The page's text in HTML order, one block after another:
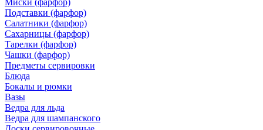
Миски (фарфор)
Подставки (фарфор)
Салатники (фарфор)
Сахарницы (фарфор)
Тарелки (фарфор)
Чашки (фарфор)
Предметы сервировки
Блюда
Бокалы и рюмки
Вазы
Ведра для льда
Ведра для шампанского